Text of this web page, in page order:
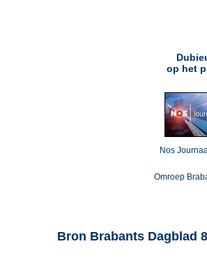
op het
Nos
Omroep
Bron Brabants Dagblad